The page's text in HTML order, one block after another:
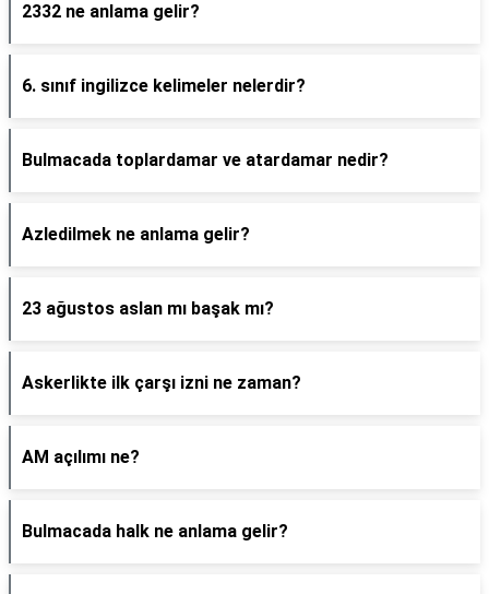
2332 ne anlama gelir?
6. sınıf ingilizce kelimeler nelerdir?
Bulmacada toplardamar ve atardamar nedir?
Azledilmek ne anlama gelir?
23 ağustos aslan mı başak mı?
Askerlikte ilk çarşı izni ne zaman?
AM açılımı ne?
Bulmacada halk ne anlama gelir?